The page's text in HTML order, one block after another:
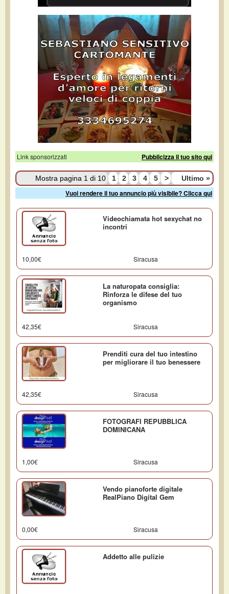
Link sponsorizzati Pubblicizza il tuo sito qui
Mostra pagina 1 di 10 1 2 3 4 5 > Ultimo »
Vuoi rendere il tuo annuncio più visibile? Clicca qui
Videochiamata hot sexychat no
incontri
10,00€ Siracusa
La naturopata consiglia:
Rinforza le difese del tuo
organismo
42,35€ Siracusa
Prenditi cura del tuo intestino
per migliorare il tuo benessere
42,35€ Siracusa
FOTOGRAFI REPUBBLICA
DOMINICANA
1,00€ Siracusa
Vendo pianoforte digitale
RealPiano Digital Gem
0,00€ Siracusa
Addetto alle pulizie